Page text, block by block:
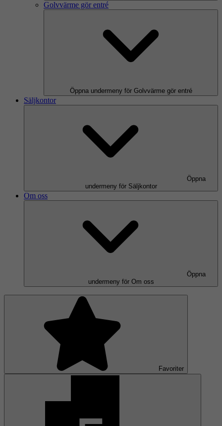
Golvvärme gör entré
Öppna undermeny för Golvvärme gör entré
Säljkontor
Öppna
undermeny för Säljkontor
Om oss
Öppna
undermeny för Om oss
Favoriter